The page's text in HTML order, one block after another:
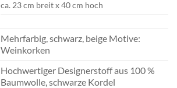
ca. 23 cm breit x 40 cm hoch
Mehrfarbig, schwarz, beige Motive:
Weinkorken
Hochwertiger Designerstoff aus 100 %
Baumwolle, schwarze Kordel